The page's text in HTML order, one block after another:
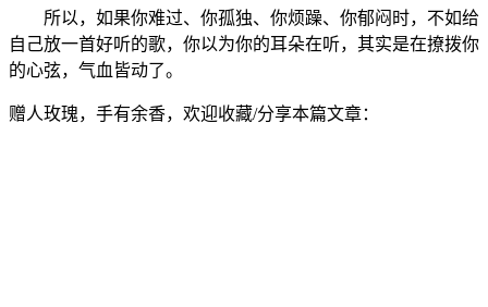
所以，如果你难过、你孤独、你烦躁、你郁闷时，不如给
自己放一首好听的歌，你以为你的耳朵在听，其实是在撩拨你
的心弦，气血皆动了。
赠人玫瑰，手有余香，欢迎收藏/分享本篇文章：